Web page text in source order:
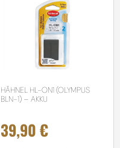
HÄHNEL HL-ON1 (OLYMPUS
BLN-1) – AKKU
39,90€